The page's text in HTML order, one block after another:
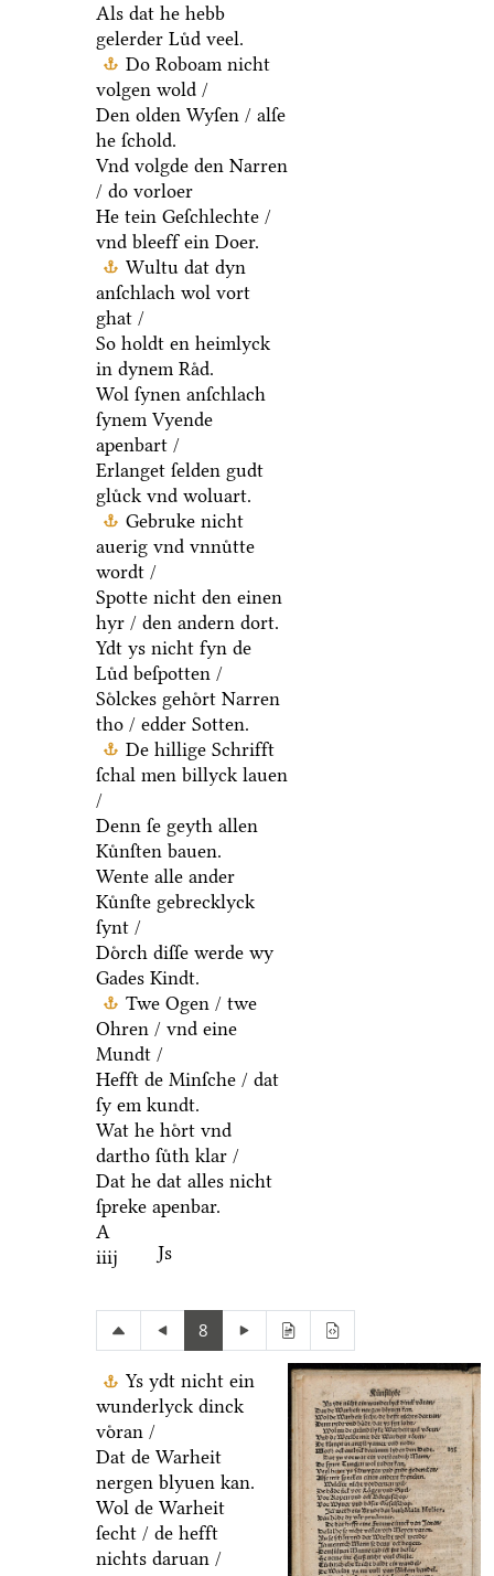
Als dat he hebb
gelerder Luͤd veel.
Do Roboam nicht
volgen wold /
Den olden Wyſen / alſe
he ſchold.
Vnd volgde den Narren
/ do vorloer
He tein Geſchlechte /
vnd bleeff ein Doer.
Wultu dat dyn
anſchlach wol vort
ghat /
So holdt en heimlyck
in dynem Raͤd.
Wol ſynen anſchlach
ſynem Vyende
apenbart /
Erlanget ſelden gudt
gluͤck vnd woluart.
Gebruke nicht
auerig vnd vnnuͤtte
wordt /
Spotte nicht den einen
hyr / den andern dort.
Ydt ys nicht fyn de
Luͤd beſpotten /
Soͤlckes gehoͤrt Narren
tho / edder Sotten.
De hillige Schrifft
ſchal men billyck lauen
/
Denn ſe geyth allen
Kuͤnſten bauen.
Wente alle ander
Kuͤnſte gebrecklyck
ſynt /
Doͤrch diſſe werde wy
Gades Kindt.
Twe Ogen / twe
Ohren / vnd eine
Mundt /
Hefft de Minſche / dat
ſy em kundt.
Wat he hoͤrt vnd
dartho ſuͤth klar /
Dat he dat alles nicht
ſpreke apenbar.
A
iiij
Js
8
Ys ydt nicht ein
wunderlyck dinck
voͤran /
Dat de Warheit
nergen blyuen kan.
Wol de Warheit
ſecht / de hefft
nichts daruan /